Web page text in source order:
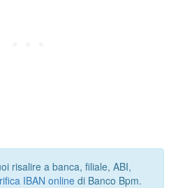
risalire a banca, filiale, ABI,
IBAN online di Banco Bpm.